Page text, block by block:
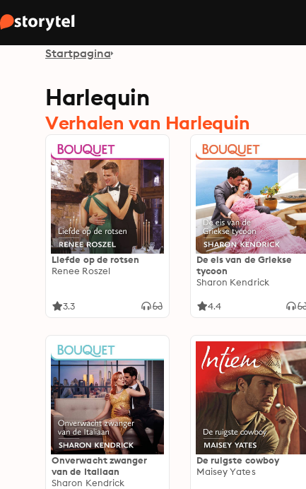
Startpagina
Harlequin
Verhalen van Harlequin
Liefde op de rotsen
Renee Roszel
3.3
De eis van de Griekse
tycoon
Sharon Kendrick
4.4
Onverwacht zwanger
van de Italiaan
Sharon Kendrick
De ruigste cowboy
Maisey Yates